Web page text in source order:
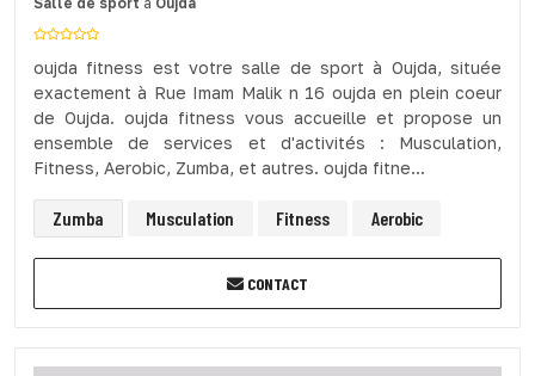
oujda fitness est votre salle de sport à Oujda, située
exactement à Rue Imam Malik n 16 oujda en plein coeur
de Oujda. oujda fitness vous accueille et propose un
ensemble de services et d'activités : Musculation,
Fitness, Aerobic, Zumba, et autres. oujda fitne...
Zumba Musculation Fitness Aerobic
CONTACT